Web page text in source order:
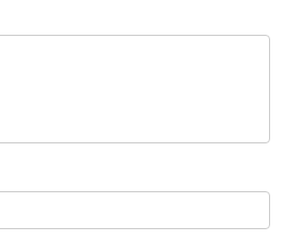
合によってはコメント削除や書き込み制
び投稿すること
銭が絡む内容の投稿